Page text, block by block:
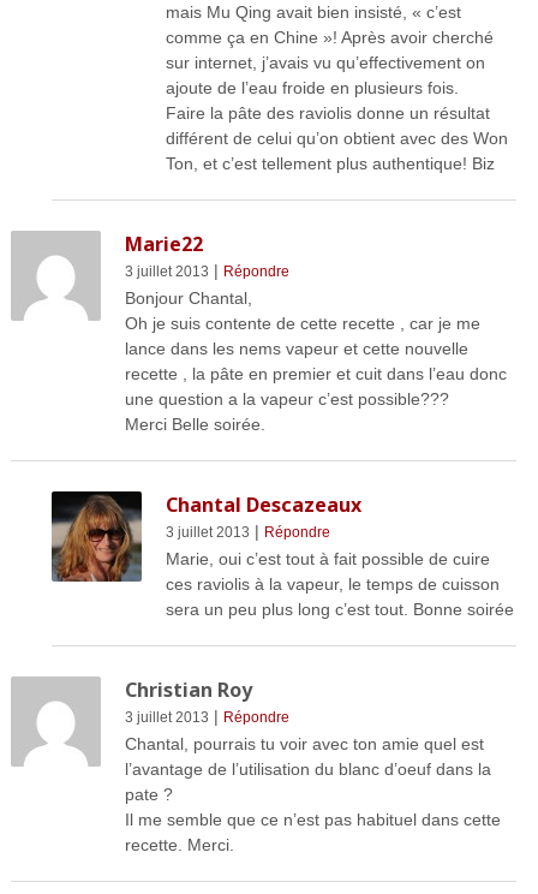
mais Mu Qing avait bien insisté, « c’est
comme ça en Chine »! Après avoir cherché
sur internet, j’avais vu qu’effectivement on
ajoute de l’eau froide en plusieurs fois.
Faire la pâte des raviolis donne un résultat
différent de celui qu’on obtient avec des Won
Ton, et c’est tellement plus authentique! Biz
Marie22
3 juillet 2013 | Répondre
Bonjour Chantal,
Oh je suis contente de cette recette , car je me
lance dans les nems vapeur et cette nouvelle
recette , la pâte en premier et cuit dans l’eau donc
une question a la vapeur c’est possible???
Merci Belle soirée.
Chantal Descazeaux
3 juillet 2013 | Répondre
Marie, oui c’est tout à fait possible de cuire
ces raviolis à la vapeur, le temps de cuisson
sera un peu plus long c’est tout. Bonne soirée
Christian Roy
3 juillet 2013 | Répondre
Chantal, pourrais tu voir avec ton amie quel est
l’avantage de l’utilisation du blanc d’oeuf dans la
pate ?
Il me semble que ce n’est pas habituel dans cette
recette. Merci.